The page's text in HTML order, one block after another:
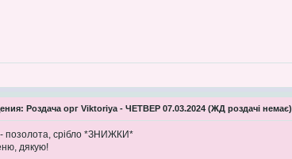
Роздача орг Viktoriya - ЧЕТВЕР 07.03.2024 (ЖД роздачі немає)
позолота, срібло *ЗНИЖКИ*
дякую!